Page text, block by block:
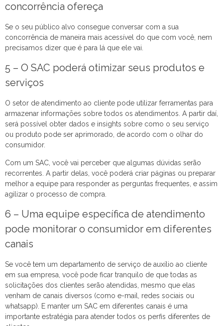
concorrência ofereça
Se o seu público alvo consegue conversar com a sua
concorrência de maneira mais acessível do que com você, nem
precisamos dizer que é para lá que ele vai.
5 – O SAC poderá otimizar seus produtos e
serviços
O setor de atendimento ao cliente pode utilizar ferramentas para
armazenar informações sobre todos os atendimentos. A partir daí,
será possível obter dados e insights sobre como o seu serviço
ou produto pode ser aprimorado, de acordo com o olhar do
consumidor.
Com um SAC, você vai perceber que algumas dúvidas serão
recorrentes. A partir delas, você poderá criar páginas ou preparar
melhor a equipe para responder as perguntas frequentes, e assim
agilizar o processo de compra.
6 – Uma equipe específica de atendimento
pode monitorar o consumidor em diferentes
canais
Se você tem um departamento de serviço de auxílio ao cliente
em sua empresa, você pode ficar tranquilo de que todas as
solicitações dos clientes serão atendidas, mesmo que elas
venham de canais diversos (como e-mail, redes sociais ou
whatsapp). E manter um SAC em diferentes canais é uma
importante estratégia para atender todos os perfis diferentes de